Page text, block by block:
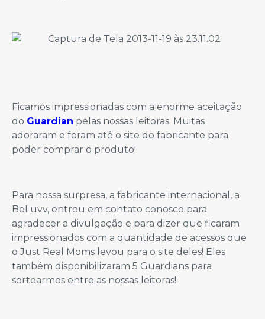
Ficamos impressionadas com a enorme aceitação
do Guardian pelas nossas leitoras. Muitas
adoraram e foram até o site do fabricante para
poder comprar o produto!
Para nossa surpresa, a fabricante internacional, a
BeLuvv, entrou em contato conosco para
agradecer a divulgação e para dizer que ficaram
impressionados com a quantidade de acessos que
o Just Real Moms levou para o site deles! Eles
também disponibilizaram 5 Guardians para
sortearmos entre as nossas leitoras!